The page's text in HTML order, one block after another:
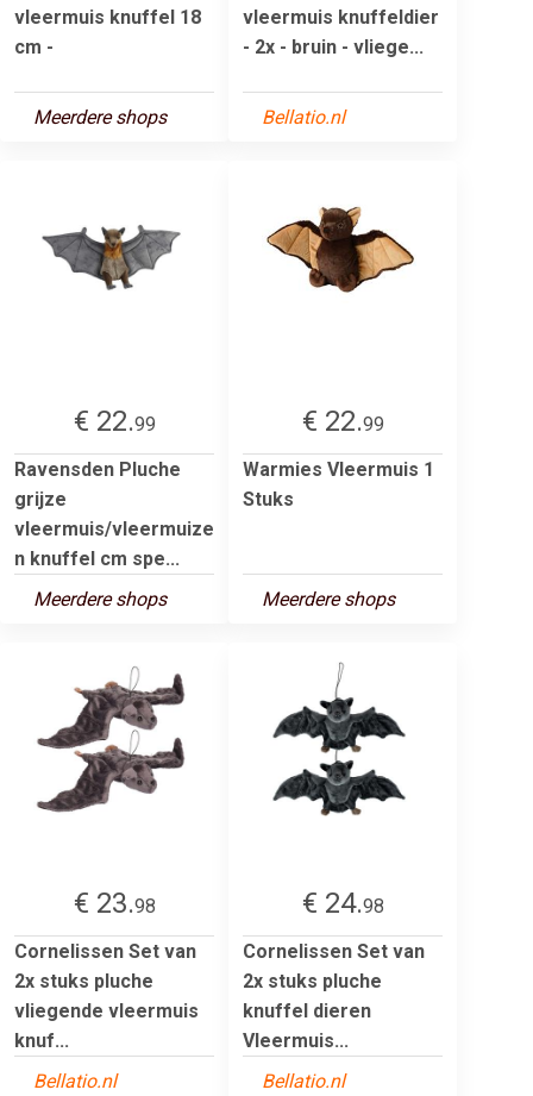
vleermuis knuffel 18
cm -
Meerdere shops
vleermuis knuffeldier
- 2x - bruin - vliege...
Bellatio.nl
€ 22.99
Ravensden Pluche
grijze
vleermuis/vleermuize
n knuffel cm spe...
Meerdere shops
€ 22.99
Warmies Vleermuis 1
Stuks
Meerdere shops
€ 23.98
Cornelissen Set van
2x stuks pluche
vliegende vleermuis
knuf...
Bellatio.nl
€ 24.98
Cornelissen Set van
2x stuks pluche
knuffel dieren
Vleermuis...
Bellatio.nl